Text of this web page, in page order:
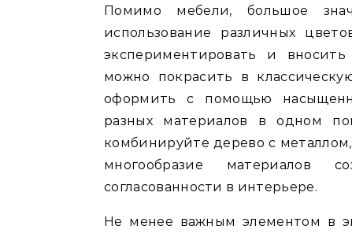
Помимо мебели, большое
использование различных
экспериментировать и
можно покрасить в
оформить с помощью
разных материалов в одном
комбинируйте дерево с
многообразие материалов
согласованности в интерьере.
Не менее важным элементом в